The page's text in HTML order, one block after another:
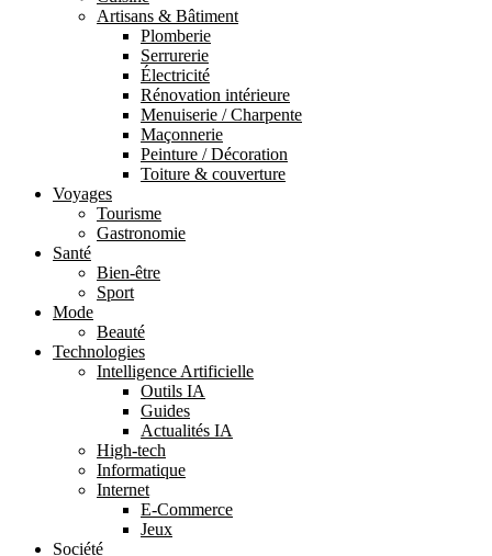
Artisans & Bâtiment
Plomberie
Serrurerie
Électricité
Rénovation intérieure
Menuiserie / Charpente
Maçonnerie
Peinture / Décoration
Toiture & couverture
Voyages
Tourisme
Gastronomie
Santé
Bien-être
Sport
Mode
Beauté
Technologies
Intelligence Artificielle
Outils IA
Guides
Actualités IA
High-tech
Informatique
Internet
E-Commerce
Jeux
Société